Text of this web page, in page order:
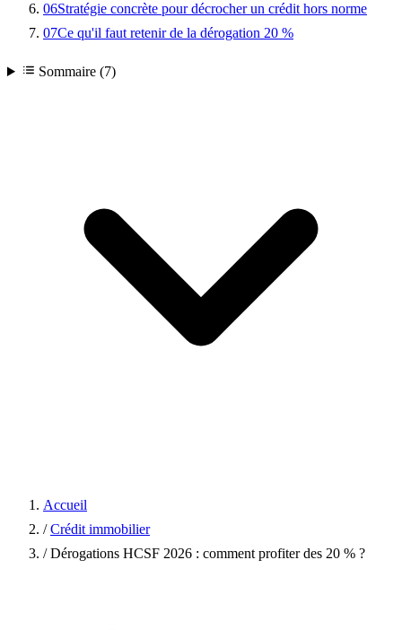
06Stratégie concrète pour décrocher un crédit hors norme
07Ce qu'il faut retenir de la dérogation 20 %
Sommaire (7)
Accueil
/ Crédit immobilier
/ Dérogations HCSF 2026 : comment profiter des 20 % ?